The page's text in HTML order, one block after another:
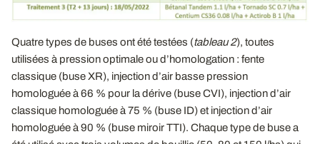
Quatre types de buses ont été testées (tableau 2), toutes
utilisées à pression optimale ou d’homologation : fente
classique (buse XR), injection d’air basse pression
homologuée à 66 % pour la dérive (buse CVI), injection d’air
classique homologuée à 75 % (buse ID) et injection d’air
homologuée à 90 % (buse miroir TTI). Chaque type de buse a